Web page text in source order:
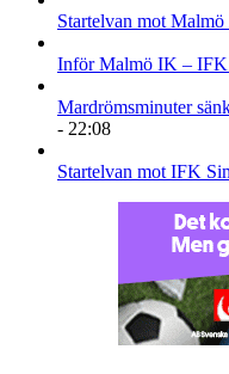
Startelvan mot
Inför Malmö IK –
Mardrömsminuter
- 22:08
Startelvan mot IFK